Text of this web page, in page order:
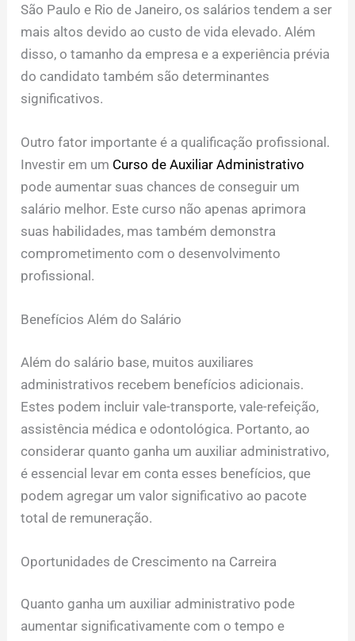
São Paulo e Rio de Janeiro, os salários tendem a ser
mais altos devido ao custo de vida elevado. Além
disso, o tamanho da empresa e a experiência prévia
do candidato também são determinantes
significativos.
Outro fator importante é a qualificação profissional.
Investir em um Curso de Auxiliar Administrativo
pode aumentar suas chances de conseguir um
salário melhor. Este curso não apenas aprimora
suas habilidades, mas também demonstra
comprometimento com o desenvolvimento
profissional.
Benefícios Além do Salário
Além do salário base, muitos auxiliares
administrativos recebem benefícios adicionais.
Estes podem incluir vale-transporte, vale-refeição,
assistência médica e odontológica. Portanto, ao
considerar quanto ganha um auxiliar administrativo,
é essencial levar em conta esses benefícios, que
podem agregar um valor significativo ao pacote
total de remuneração.
Oportunidades de Crescimento na Carreira
Quanto ganha um auxiliar administrativo pode
aumentar significativamente com o tempo e